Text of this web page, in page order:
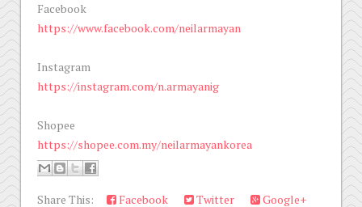
Facebook
https://www.facebook.com/neilarmayan
Instagram
https://instagram.com/n.armayanig
Shopee
https://shopee.com.my/neilarmayankorea
Share This: Facebook Twitter Google+